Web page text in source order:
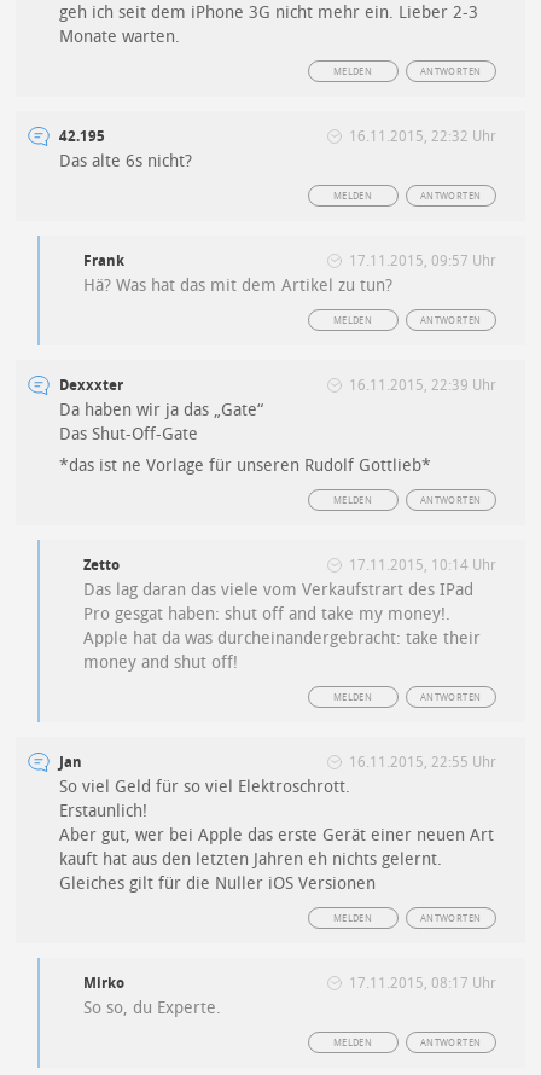
geh ich seit dem iPhone 3G nicht mehr ein. Lieber 2-3
Monate warten.
ANTWORTEN
MELDEN
42.195 16.11.2015, 22:32 Uhr
Das alte 6s nicht?
ANTWORTEN
MELDEN
Frank 17.11.2015, 09:57 Uhr
Hä? Was hat das mit dem Artikel zu tun?
ANTWORTEN
MELDEN
Dexxxter 16.11.2015, 22:39 Uhr
Da haben wir ja das „Gate“
Das Shut-Off-Gate
*das ist ne Vorlage für unseren Rudolf Gottlieb*
ANTWORTEN
MELDEN
Zetto 17.11.2015, 10:14 Uhr
Das lag daran das viele vom Verkaufstrart des IPad
Pro gesgat haben: shut off and take my money!.
Apple hat da was durcheinandergebracht: take their
money and shut off!
ANTWORTEN
MELDEN
Jan 16.11.2015, 22:55 Uhr
So viel Geld für so viel Elektroschrott.
Erstaunlich!
Aber gut, wer bei Apple das erste Gerät einer neuen Art
kauft hat aus den letzten Jahren eh nichts gelernt.
Gleiches gilt für die Nuller iOS Versionen
ANTWORTEN
MELDEN
Mirko 17.11.2015, 08:17 Uhr
So so, du Experte.
ANTWORTEN
MELDEN